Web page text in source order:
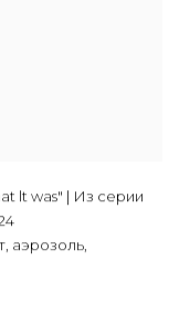
lt was" | Из серии
аэрозоль,